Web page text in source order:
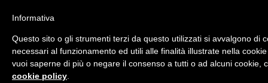
Informativa
Questo sito o gli strumenti terzi da questo utilizzati si avvalgono di
necessari al funzionamento ed utili alle finalità illustrate nella
vuoi saperne di più o negare il consenso a tutti o ad alcuni cookie,
cookie policy.